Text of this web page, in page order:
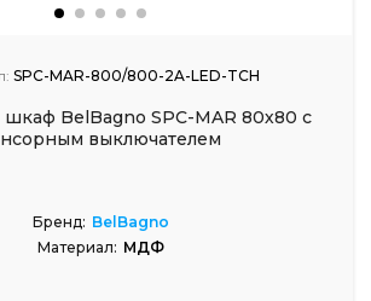
SPC-MAR-800/800-2A-LED-TCH
BelBagno SPC-MAR 80х80 с
выключателем
Бренд: BelBagno
Материал: МДФ